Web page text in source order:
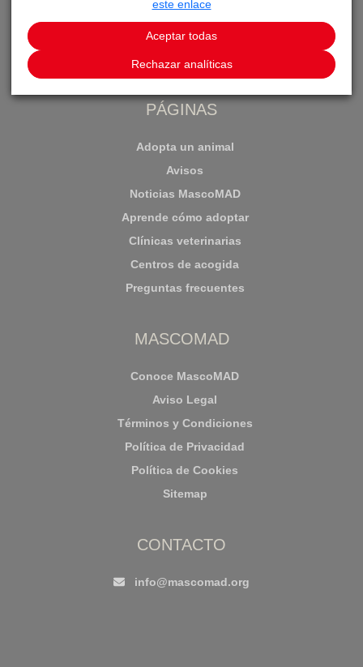
Aplicación para la adopción de animales en la Comunidad
de Madrid
PÁGINAS
Adopta un animal
Avisos
Noticias MascoMAD
Aprende cómo adoptar
Clínicas veterinarias
Centros de acogida
Preguntas frecuentes
MASCOMAD
Conoce MascoMAD
Aviso Legal
Términos y Condiciones
Política de Privacidad
Política de Cookies
Sitemap
CONTACTO
info@mascomad.org
este enlace
Aceptar todas
Rechazar analíticas